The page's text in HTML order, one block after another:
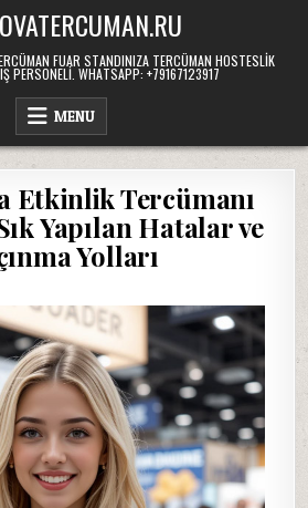
FUAR STANDINIZA TERCÜMAN HOSTESLIK
PERSONELI. WHATSAPP: +79167123917
MENU
Etkinlik Tercümanı
Yapılan Hatalar ve
Yolları